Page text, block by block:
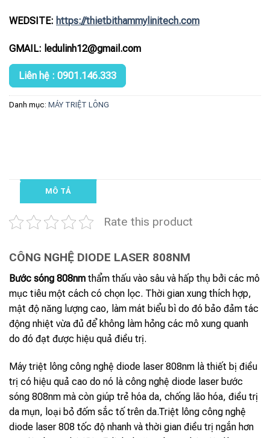
WEDSITE: https://thietbithammylinitech.com
GMAIL: ledulinh12@gmail.com
Liên hệ : 0901.146.333
Danh mục: MÁY TRIỆT LÔNG
MÔ TẢ
Rate this product
CÔNG NGHỆ DIODE LASER 808NM
Bước sóng 808nm thẩm thấu vào sâu và hấp thụ bởi các mô
mục tiêu một cách có chọn lọc. Thời gian xung thích hợp,
mật độ năng lượng cao, làm mát biểu bì do đó bảo đảm tác
động nhiệt vừa đủ để không làm hỏng các mô xung quanh
do đó đạt được hiệu quả điều trị.
Máy triệt lông công nghệ diode laser 808nm là thiết bị điều
trị có hiệu quả cao do nó là công nghệ diode laser bước
sóng 808nm mà còn giúp trẻ hóa da, chống lão hóa, điều trị
da mụn, loại bỏ đốm sắc tố trên da.Triệt lông công nghệ
diode laser 808 tốc độ nhanh và thời gian điều trị ngắn hơn